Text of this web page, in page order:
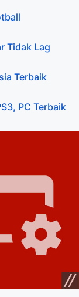
Tidak Lag
Terbaik
PC Terbaik